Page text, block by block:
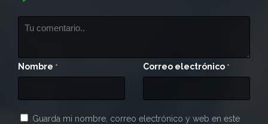
Nombre * Correo electrónico *
Guarda mi nombre, correo electrónico y web en este